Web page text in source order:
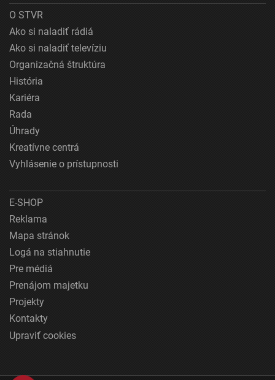
O STVR
Ako si naladiť rádiá
Ako si naladiť televíziu
Organizačná štruktúra
História
Kariéra
Rada
Úhrady
Kreatívne centrá
Vyhlásenie o prístupnosti
E-SHOP
Reklama
Mapa stránok
Logá na stiahnutie
Pre médiá
Prenájom majetku
Projekty
Kontakty
Upraviť cookies